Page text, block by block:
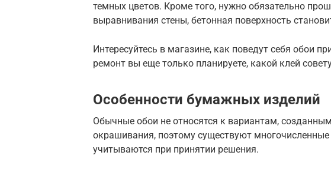
темных цветов. Кроме того, нужно обязательно
выравнивания стены, бетонная поверхность
Интересуйтесь в магазине, как поведут себя обои
ремонт вы еще только планируете, какой клей
Особенности бумажных изделий
Обычные обои не относятся к вариантам,
окрашивания, поэтому существуют многочисленные
учитываются при принятии решения.